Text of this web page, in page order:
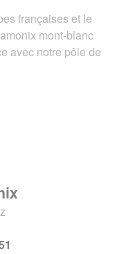
françaises et le
mont-blanc
avec notre pôle de